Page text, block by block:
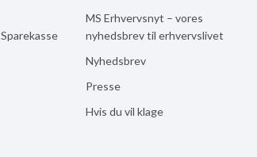
MS Erhvervsnyt – vores
nyhedsbrev til erhvervslivet
Nyhedsbrev
Presse
Hvis du vil klage